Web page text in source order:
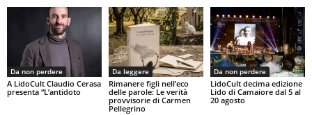
Da non perdere
A LidoCult Claudio Cerasa
presenta “L’antidoto
Da leggere
Rimanere figli nell’eco
delle parole: Le verità
provvisorie di Carmen
Pellegrino
Da non perdere
LidoCult decima edizione
Lido di Camaiore dal 5 al
20 agosto